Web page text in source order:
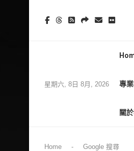
星期六, 8日 8月, 2026 專
關
Home - Google 搜尋